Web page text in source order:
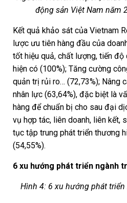
động sản Việt Nam năm
Kết quả khảo sát của Vietnam
lược ưu tiên hàng đầu của
tốt hiệu quả, chất lượng, tiến độ
hiện có (100%); Tăng cường
quản trị rủi ro… (72,73%); Nâng
nhân lực (63,64%), đặc biệt là
hàng để chuẩn bị cho sau đại
vụ hợp tác, liên doanh, liên kết,
tục tập trung phát triển thương
(54,55%).
6 xu hướng phát triển ngành
Hình 4: 6 xu hướng phát